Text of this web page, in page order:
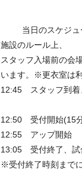
当日のスケジュ
施設のルール上、
スタッフ入場前の会
います。※更衣室は
12:45 スタッフ到着
12:50 受付開始(15
12:55 アップ開始
13:05 受付終了、
※受付終了時刻まで